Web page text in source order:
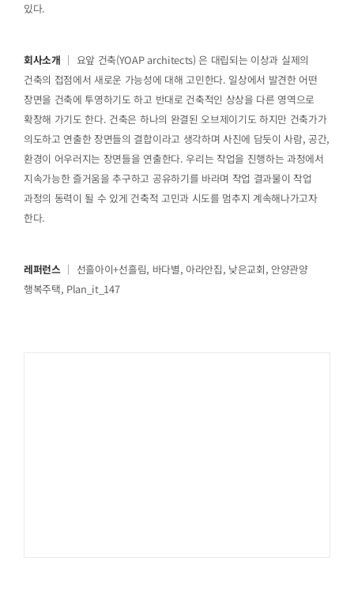
있다.
회사소개 ｜ 요앞 건축(YOAP architects) 은 대립되는 이상과 실제의
건축의 접점에서 새로운 가능성에 대해 고민한다. 일상에서 발견한 어떤
장면을 건축에 투영하기도 하고 반대로 건축적인 상상을 다른 영역으로
확장해 가기도 한다. 건축은 하나의 완결된 오브제이기도 하지만 건축가가
의도하고 연출한 장면들의 결합이라고 생각하며 사진에 담듯이 사람, 공간,
환경이 어우러지는 장면들을 연출한다. 우리는 작업을 진행하는 과정에서
지속가능한 즐거움을 추구하고 공유하기를 바라며 작업 결과물이 작업
과정의 동력이 될 수 있게 건축적 고민과 시도를 멈추지 계속해나가고자
한다.
레퍼런스 ｜ 선흘아이+선흘림, 바다별, 아라안집, 낮은교회, 안양관양
행복주택, Plan_it_147